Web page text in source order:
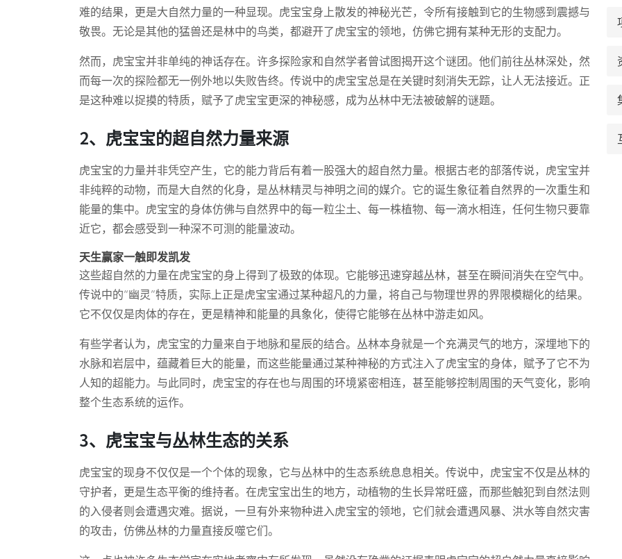
难的结果，更是大自然力量的一种显现。虎宝宝身上散发的神秘光芒，令所有接触到它的生物感到震撼与
敬畏。无论是其他的猛兽还是林中的鸟类，都避开了虎宝宝的领地，仿佛它拥有某种无形的支配力。
然而，虎宝宝并非单纯的神话存在。许多探险家和自然学者曾试图揭开这个谜团。他们前往丛林深处，然
而每一次的探险都无一例外地以失败告终。传说中的虎宝宝总是在关键时刻消失无踪，让人无法接近。正
是这种难以捉摸的特质，赋予了虎宝宝更深的神秘感，成为丛林中无法被破解的谜题。
2、虎宝宝的超自然力量来源
虎宝宝的力量并非凭空产生，它的能力背后有着一股强大的超自然力量。根据古老的部落传说，虎宝宝并
非纯粹的动物，而是大自然的化身，是丛林精灵与神明之间的媒介。它的诞生象征着自然界的一次重生和
能量的集中。虎宝宝的身体仿佛与自然界中的每一粒尘土、每一株植物、每一滴水相连，任何生物只要靠
近它，都会感受到一种深不可测的能量波动。
天生赢家一触即发凯发
这些超自然的力量在虎宝宝的身上得到了极致的体现。它能够迅速穿越丛林，甚至在瞬间消失在空气中。
传说中的“幽灵”特质，实际上正是虎宝宝通过某种超凡的力量，将自己与物理世界的界限模糊化的结果。
它不仅仅是肉体的存在，更是精神和能量的具象化，使得它能够在丛林中游走如风。
有些学者认为，虎宝宝的力量来自于地脉和星辰的结合。丛林本身就是一个充满灵气的地方，深埋地下的
水脉和岩层中，蕴藏着巨大的能量，而这些能量通过某种神秘的方式注入了虎宝宝的身体，赋予了它不为
人知的超能力。与此同时，虎宝宝的存在也与周围的环境紧密相连，甚至能够控制周围的天气变化，影响
整个生态系统的运作。
3、虎宝宝与丛林生态的关系
虎宝宝的现身不仅仅是一个个体的现象，它与丛林中的生态系统息息相关。传说中，虎宝宝不仅是丛林的
守护者，更是生态平衡的维持者。在虎宝宝出生的地方，动植物的生长异常旺盛，而那些触犯到自然法则
的入侵者则会遭遇灾难。据说，一旦有外来物种进入虎宝宝的领地，它们就会遭遇风暴、洪水等自然灾害
的攻击，仿佛丛林的力量直接反噬它们。